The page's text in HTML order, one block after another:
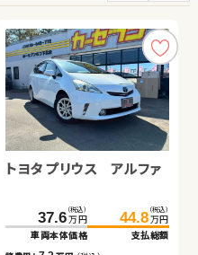
トヨタ プリウス アルファ
37.6 （税込）
万円
車両本体価格
44.8 （税込）
万円
支払総額
ホンダ フリード ハイブリ
276.0 （税込）
万円
車両本体価格
279.8 （税込）
万円
支払総額
トヨタ アクア
69.8 （税込）
万円
車両本体価格
82.7 （税込）
万円
支払総額
トヨタ プリウス アルファ
68.2 （税込）
万円
車両本体価格
79.8 （税込）
万円
支払総額